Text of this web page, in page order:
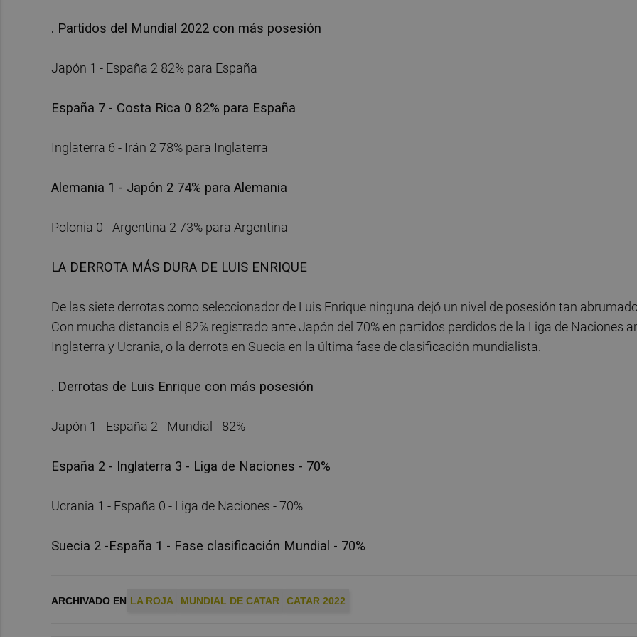
. Partidos del Mundial 2022 con más posesión
Japón 1 - España 2 82% para España
España 7 - Costa Rica 0 82% para España
Inglaterra 6 - Irán 2 78% para Inglaterra
Alemania 1 - Japón 2 74% para Alemania
Polonia 0 - Argentina 2 73% para Argentina
LA DERROTA MÁS DURA DE LUIS ENRIQUE
De las siete derrotas como seleccionador de Luis Enrique ninguna dejó un nivel de posesión tan
Con mucha distancia el 82% registrado ante Japón del 70% en partidos perdidos de la Liga de Naciones
Inglaterra y Ucrania, o la derrota en Suecia en la última fase de clasificación mundialista.
. Derrotas de Luis Enrique con más posesión
Japón 1 - España 2 - Mundial - 82%
España 2 - Inglaterra 3 - Liga de Naciones - 70%
Ucrania 1 - España 0 - Liga de Naciones - 70%
Suecia 2 -España 1 - Fase clasificación Mundial - 70%
ARCHIVADO EN LA ROJA MUNDIAL DE CATAR CATAR 2022